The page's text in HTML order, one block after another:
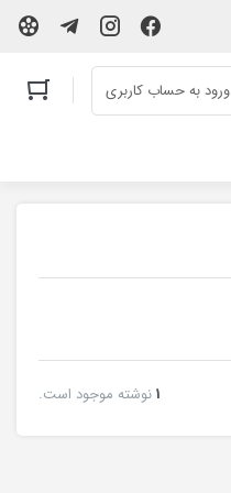
ورود به حساب کاربری
1نوشته موجود است.